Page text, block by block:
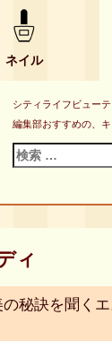
ネイル
シティライフビュー
編集部おすすめの、
検
索
ィ
の秘訣を聞く